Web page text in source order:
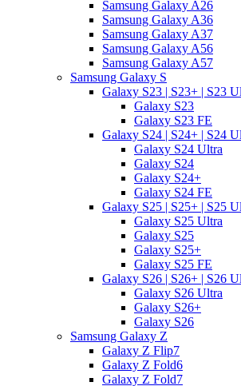
Samsung Galaxy A26
Samsung Galaxy A36
Samsung Galaxy A37
Samsung Galaxy A56
Samsung Galaxy A57
Samsung Galaxy S
Galaxy S23 | S23+ | S23
Galaxy S23
Galaxy S23 FE
Galaxy S24 | S24+ | S24
Galaxy S24 Ultra
Galaxy S24
Galaxy S24+
Galaxy S24 FE
Galaxy S25 | S25+ | S25
Galaxy S25 Ultra
Galaxy S25
Galaxy S25+
Galaxy S25 FE
Galaxy S26 | S26+ | S26
Galaxy S26 Ultra
Galaxy S26+
Galaxy S26
Samsung Galaxy Z
Galaxy Z Flip7
Galaxy Z Fold6
Galaxy Z Fold7